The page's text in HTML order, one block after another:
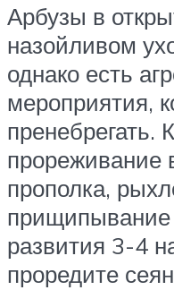
Арбузы в
назойливом
однако есть
мероприятия,
пренебрегать.
прореживание
прополка,
развития 3-4
проредите